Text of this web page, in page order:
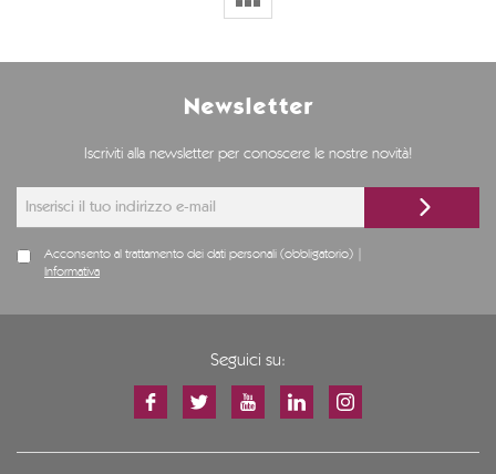
Newsletter
Iscriviti alla newsletter per conoscere le nostre novità!
Acconsento al trattamento dei dati personali (obbligatorio) |
Informativa
Seguici su: